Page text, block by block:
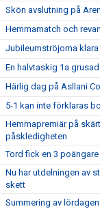
Skön avslutning på
Hemmamatch och
Jubileumströjorna
En halvtaskig 1a
Härlig dag på Asllani
5-1 kan inte förklaras
Hemmapremiär på
påskledigheten
Tord fick en 3
Nu har utdelningen av
skett
Summering av lördagen